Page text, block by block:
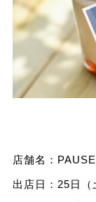
店舗名：PAUSE
出店日：25日（